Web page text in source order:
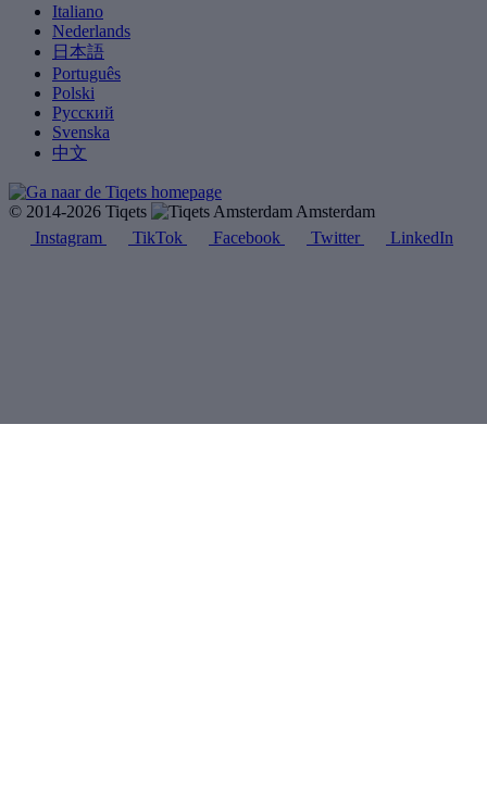
Italiano
Nederlands
日本語
Português
Polski
Русский
Svenska
中文
© 2014-2026 Tiqets
Amsterdam
Instagram
TikTok Facebook Twitter LinkedIn